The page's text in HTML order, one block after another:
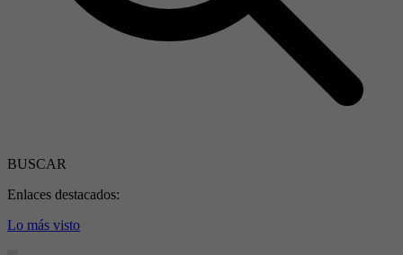
BUSCAR
Enlaces destacados:
Lo más visto